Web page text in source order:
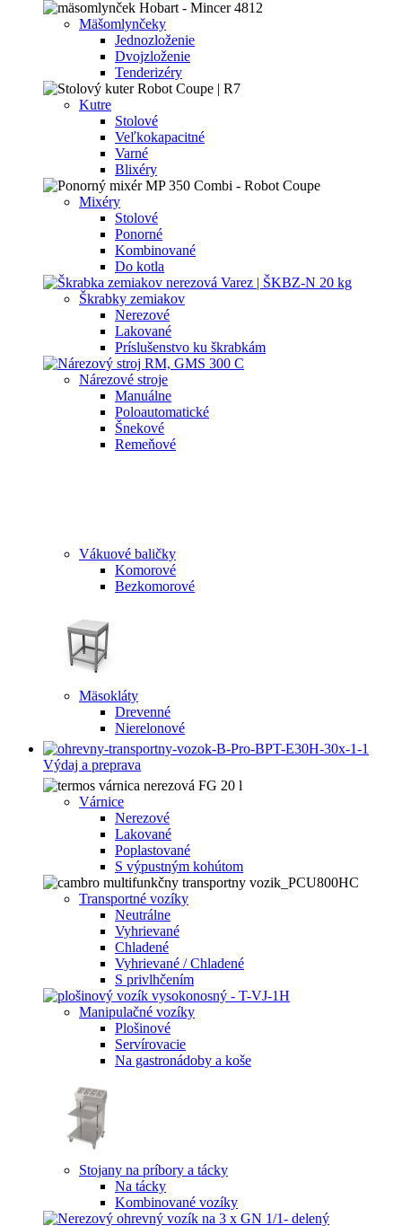
Mäšomlynčeky
Jednozloženie
Dvojzloženie
Tenderizéry
Kutre
Stolové
Veľkokapacitné
Varné
Blixéry
Mixéry
Stolové
Ponorné
Kombinované
Do kotla
Škrabky zemiakov
Nerezové
Lakované
Príslušenstvo ku škrabkám
Nárezové stroje
Manuálne
Poloautomatické
Šnekové
Remeňové
Vákuové baličky
Komorové
Bezkomorové
Mäsokláty
Drevenné
Nierelonové
Výdaj a preprava
Várnice
Nerezové
Lakované
Poplastované
S výpustným kohútom
Transportné vozíky
Neutrálne
Vyhrievané
Chladené
Vyhrievané / Chladené
S privlhčením
Manipulačné vozíky
Plošinové
Servírovacie
Na gastronádoby a koše
Stojany na príbory a tácky
Na tácky
Kombinované vozíky